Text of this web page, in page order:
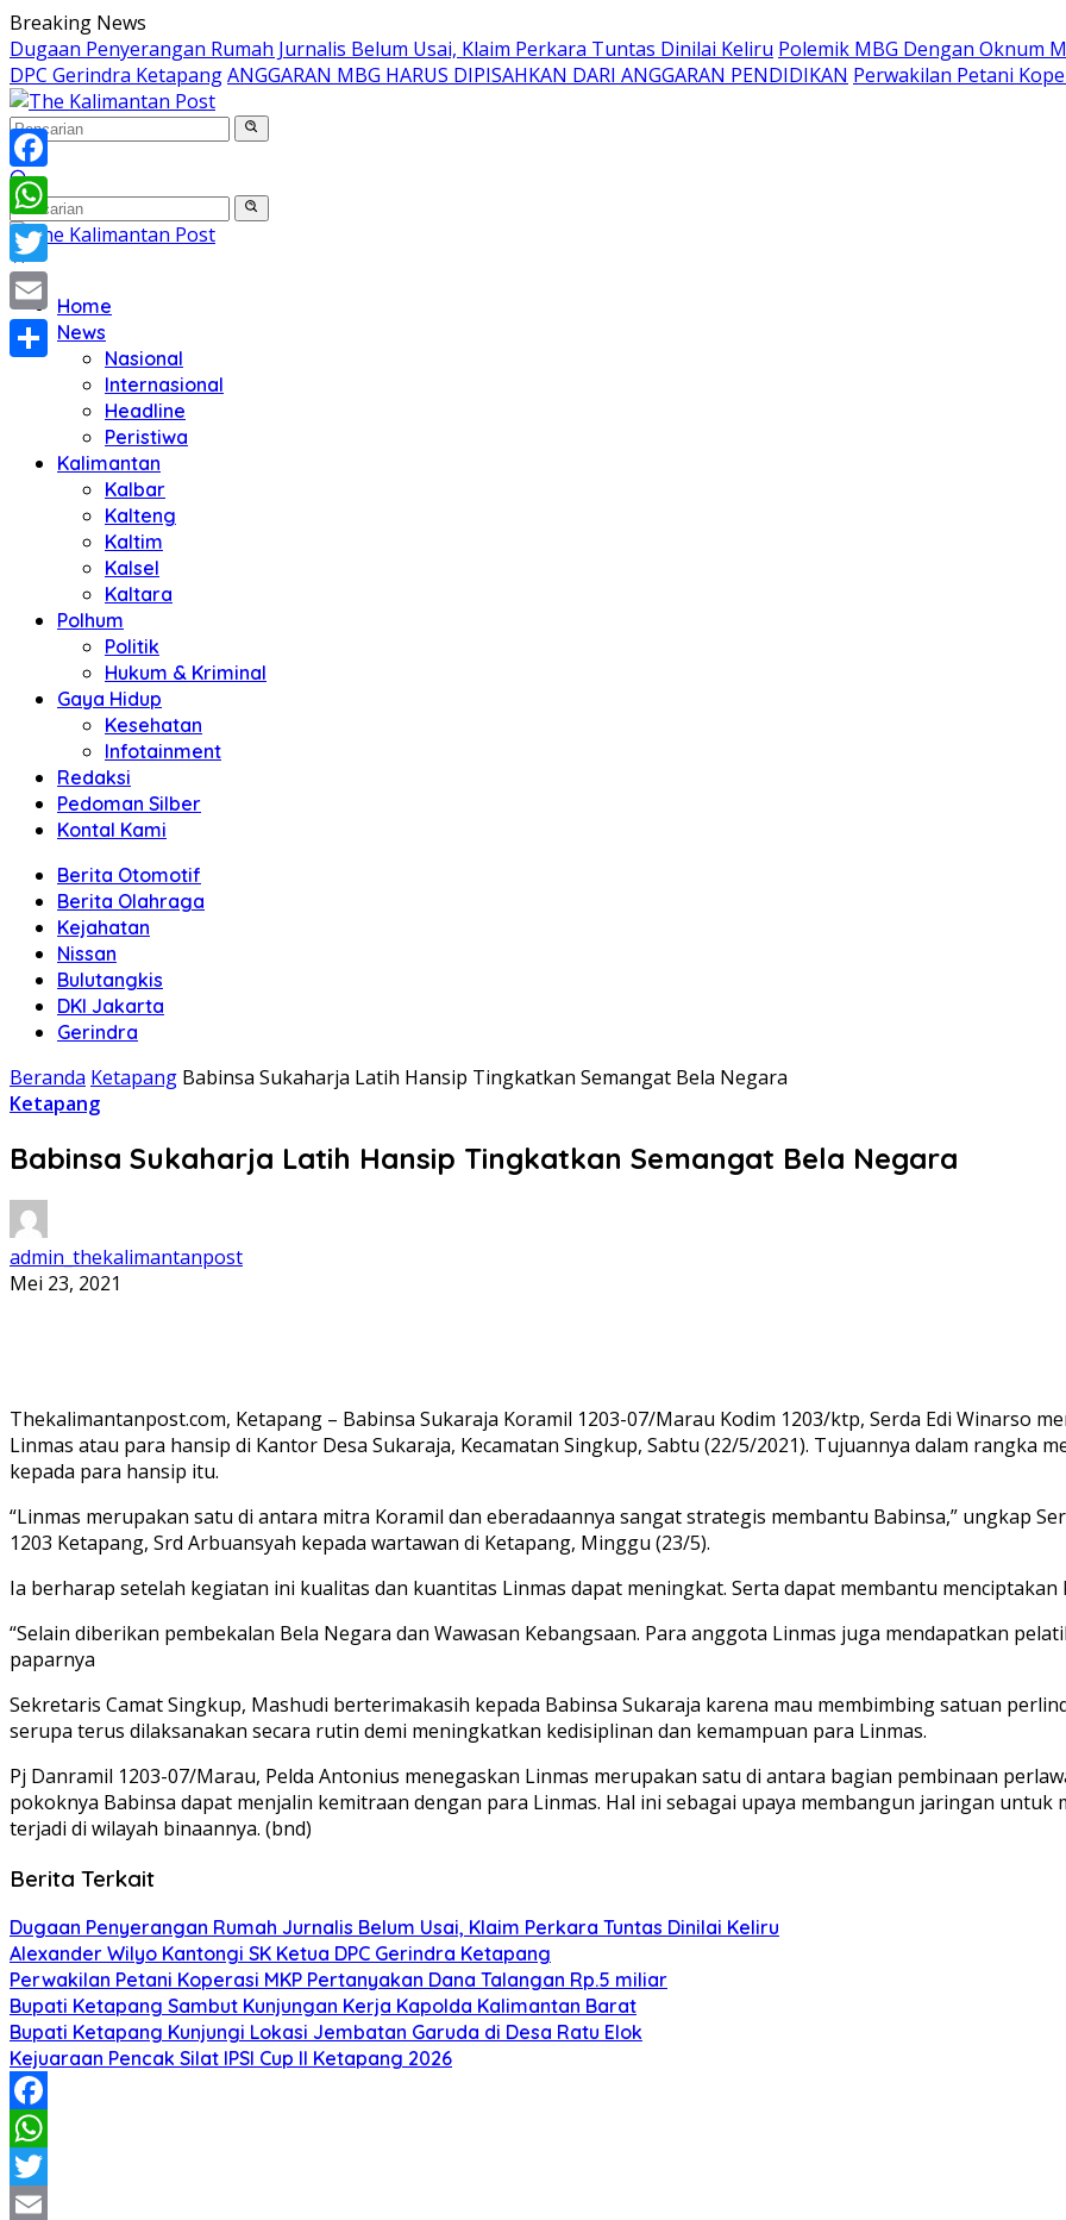
Langsung
ke
konten
Breaking News
Dugaan Penyerangan Rumah Jurnalis Belum Usai, Klaim Perkara Tuntas Dinilai Keliru Polemik MBG Dengan Oknum
DPC Gerindra KetapangANGGARAN MBG HARUS DIPISAHKAN DARI ANGGARAN PENDIDIKAN Perwakilan Petani
Home
News
Nasional
Internasional
Headline
Peristiwa
Kalimantan
Kalbar
Kalteng
Kaltim
Kalsel
Kaltara
Polhum
Politik
Hukum & Kriminal
Gaya Hidup
Kesehatan
Infotainment
Redaksi
Pedoman Silber
Kontal Kami
Berita Otomotif
Berita Olahraga
Kejahatan
Nissan
Bulutangkis
DKI Jakarta
Gerindra
Beranda Ketapang Babinsa Sukaharja Latih Hansip Tingkatkan Semangat Bela Negara
Ketapang
Babinsa Sukaharja Latih Hansip Tingkatkan Semangat Bela Negara
admin_thekalimantanpost
Mei 23, 2021
Thekalimantanpost.com, Ketapang – Babinsa Sukaraja Koramil 1203-07/Marau Kodim 1203/ktp, Serda Edi Winarso
Linmas atau para hansip di Kantor Desa Sukaraja, Kecamatan Singkup, Sabtu (22/5/2021). Tujuannya dalam rangka
kepada para hansip itu.
“Linmas merupakan satu di antara mitra Koramil dan eberadaannya sangat strategis membantu Babinsa,” ungkap
1203 Ketapang, Srd Arbuansyah kepada wartawan di Ketapang, Minggu (23/5).
Ia berharap setelah kegiatan ini kualitas dan kuantitas Linmas dapat meningkat. Serta dapat membantu
“Selain diberikan pembekalan Bela Negara dan Wawasan Kebangsaan. Para anggota Linmas juga mendapatkan
paparnya
Sekretaris Camat Singkup, Mashudi berterimakasih kepada Babinsa Sukaraja karena mau membimbing satuan
serupa terus dilaksanakan secara rutin demi meningkatkan kedisiplinan dan kemampuan para Linmas.
Pj Danramil 1203-07/Marau, Pelda Antonius menegaskan Linmas merupakan satu di antara bagian pembinaan
pokoknya Babinsa dapat menjalin kemitraan dengan para Linmas. Hal ini sebagai upaya membangun jaringan
terjadi di wilayah binaannya. (bnd)
Berita Terkait
Dugaan Penyerangan Rumah Jurnalis Belum Usai, Klaim Perkara Tuntas Dinilai Keliru
Alexander Wilyo Kantongi SK Ketua DPC Gerindra Ketapang
Perwakilan Petani Koperasi MKP Pertanyakan Dana Talangan Rp.5 miliar
Bupati Ketapang Sambut Kunjungan Kerja Kapolda Kalimantan Barat
Bupati Ketapang Kunjungi Lokasi Jembatan Garuda di Desa Ratu Elok
Kejuaraan Pencak Silat IPSI Cup II Ketapang 2026
Facebook
WhatsApp
Twitter
Facebook
WhatsApp
Twitter
Email